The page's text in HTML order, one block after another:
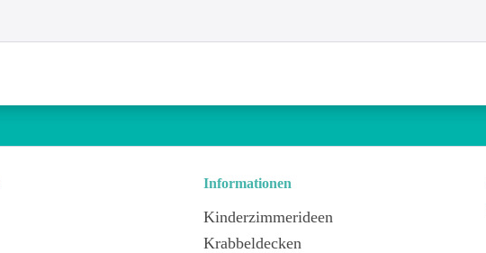
Informationen
Kinderzimmerideen
Krabbeldecken